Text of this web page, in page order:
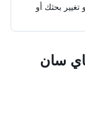
بحثك أو
سان